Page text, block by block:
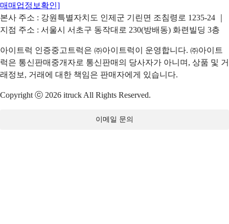
매매업정보확인]
본사 주소 : 강원특별자치도 인제군 기린면 조침령로 1235-24 ｜
지점 주소 : 서울시 서초구 동작대로 230(방배동) 화련빌딩 3층
아이트럭 인증중고트럭은 ㈜아이트럭이 운영합니다. ㈜아이트
럭은 통신판매중개자로 통신판매의 당사자가 아니며, 상품 및 거
래정보, 거래에 대한 책임은 판매자에게 있습니다.
Copyright ⓒ 2026 itruck All Rights Reserved.
이메일 문의